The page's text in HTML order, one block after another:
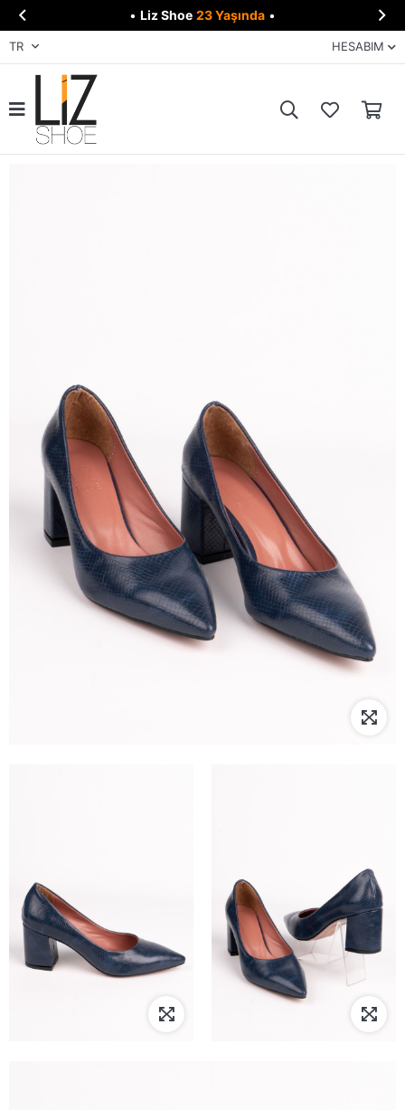
 • Liz Shoe 23 Yaşında • 
TR HESABIM